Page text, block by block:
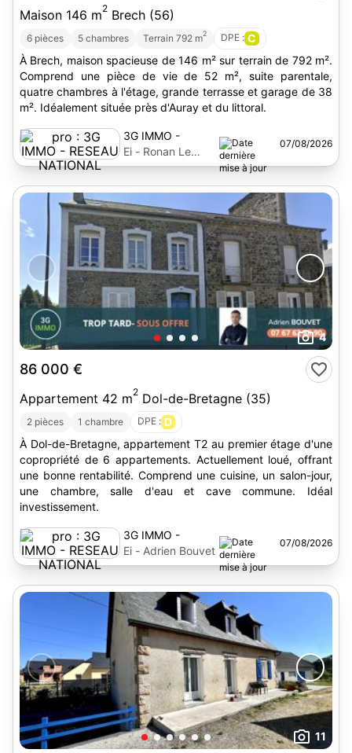
Maison 146 m2 Brech (56)
6 pièces 5 chambres Terrain 792 m2 DPE : C
À Brech, maison spacieuse de 146 m² sur terrain de 792 m².
Comprend une pièce de vie de 52 m², suite parentale,
quatre chambres à l'étage, grande terrasse et garage de 38
m². Idéalement située près d'Auray et du littoral.
3G IMMO -
RESEAU
NATIONAL
Ei - Ronan Le
Bechennec
07/08/2026
4
86 000 €
Appartement 42 m2 Dol-de-Bretagne (35)
2 pièces 1 chambre DPE : D
À Dol-de-Bretagne, appartement T2 au premier étage d'une
copropriété de 6 appartements. Actuellement loué, offrant
une bonne rentabilité. Comprend une cuisine, un salon-jour,
une chambre, salle d'eau et cave commune. Idéal
investissement.
3G IMMO -
RESEAU
NATIONAL
Ei - Adrien Bouvet
07/08/2026
11